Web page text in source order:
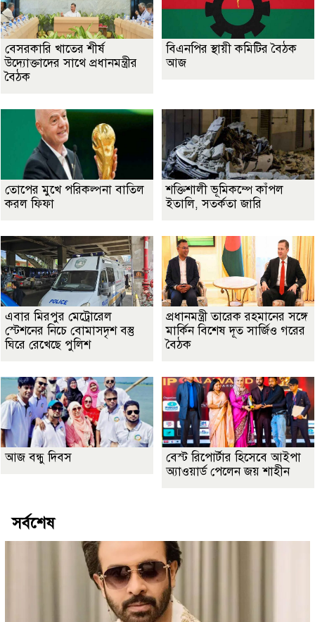
বেসরকারি খাতের শীর্ষ
উদ্যোক্তাদের সাথে প্রধানমন্ত্রীর
বৈঠক
বিএনপির স্থায়ী কমিটির বৈঠক
আজ
তোপের মুখে পরিকল্পনা বাতিল
করল ফিফা
শক্তিশালী ভূমিকম্পে কাঁপল
ইতালি, সতর্কতা জারি
এবার মিরপুর মেট্রোরেল
স্টেশনের নিচে বোমাসদৃশ বস্তু
ঘিরে রেখেছে পুলিশ
প্রধানমন্ত্রী তারেক রহমানের সঙ্গে
মার্কিন বিশেষ দূত সার্জিও গরের
বৈঠক
আজ বন্ধু দিবস
বেস্ট রিপোর্টার হিসেবে আইপা
অ্যাওয়ার্ড পেলেন জয় শাহীন
সর্বশেষ